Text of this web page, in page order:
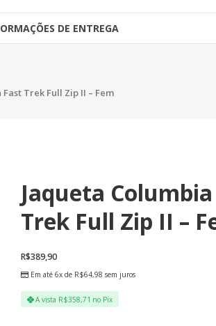
DE ENTREGA
Trek Full Zip II – Fem
Jaqueta
Trek Full Zip II –
R$389,90
Em até 6x de R$64,98 sem juros
A vista R$358,71 no Pix